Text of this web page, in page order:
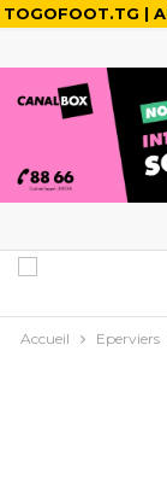
TOGOFOOT.TG |
Accueil Eperviers